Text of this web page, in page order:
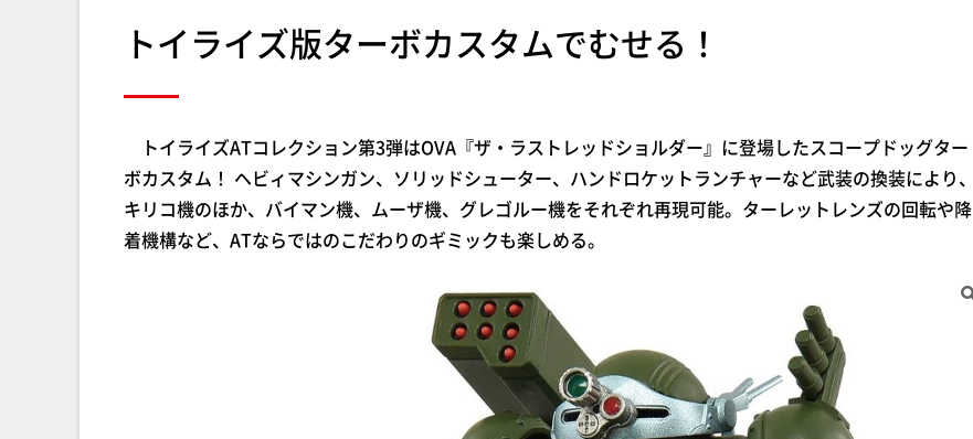
トイライズ版ターボカスタムでむせる！
トイライズATコレクション第3弾はOVA『ザ・ラストレッドショルダー』に登場したスコープドッグター
ボカスタム！ ヘビィマシンガン、ソリッドシューター、ハンドロケットランチャーなど武装の換装により、
キリコ機のほか、バイマン機、ムーザ機、グレゴルー機をそれぞれ再現可能。ターレットレンズの回転や降
着機構など、ATならではのこだわりのギミックも楽しめる。